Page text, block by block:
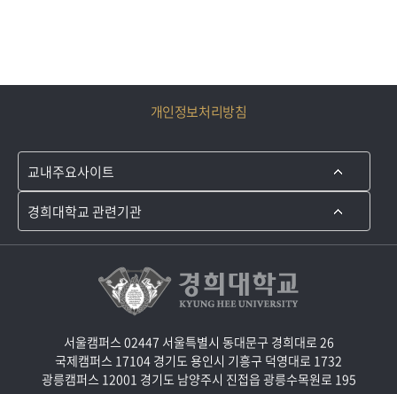
개인정보처리방침
서울캠퍼스 02447 서울특별시 동대문구 경희대로 26
국제캠퍼스 17104 경기도 용인시 기흥구 덕영대로 1732
광릉캠퍼스 12001 경기도 남양주시 진접읍 광릉수목원로 195